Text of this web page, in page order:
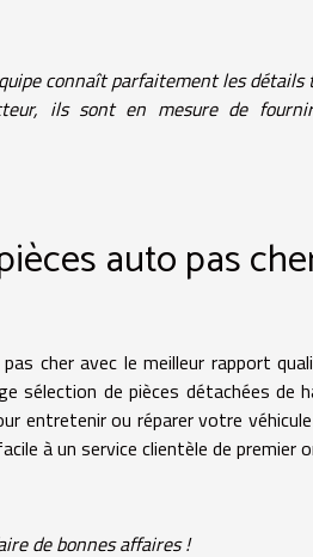
connaît parfaitement les
ils sont en mesure de
auto pas
cher avec le meilleur rapport
sélection de pièces détachées
entretenir ou réparer votre
à un service clientèle de premier
de bonnes affaires !